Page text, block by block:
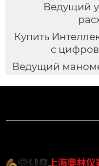
Ведущий
Купить
с
Ведущий